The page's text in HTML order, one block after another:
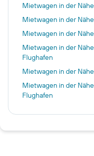
Mietwagen in der
Mietwagen in der
Mietwagen in der
Mietwagen in der
Flughafen
Mietwagen in der
Mietwagen in der
Flughafen